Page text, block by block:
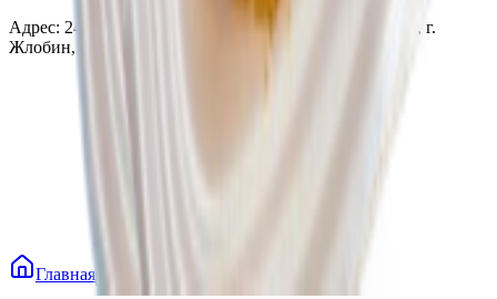
Адрес: 247210, Республика Беларусь, Гомельская обл., г.
Жлобин, ул. Козлова 2-А
Главная